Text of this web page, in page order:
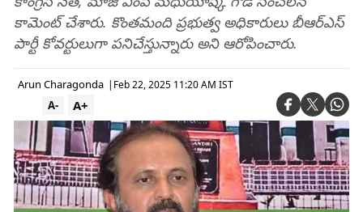
కామెంట్ చేశారు. కొంతమంది ప్రభుత్వ అధికారులు బీఆర్ఎస్
పార్టీ కోవర్టులుగా పనిచేస్తున్నారు అని ఆరోపించారు.
Arun Charagonda | Feb 22, 2025 11:20 AM IST
A+
A-